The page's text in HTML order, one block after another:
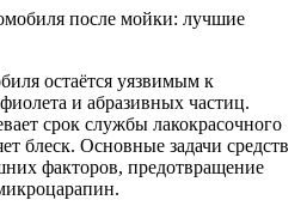
остаётся уязвимым к
и абразивных частиц.
срок службы лакокрасочного
блеск. Основные задачи средств
факторов, предотвращение